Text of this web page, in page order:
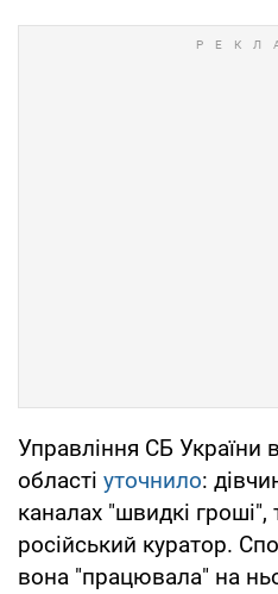
Управління СБ України
області уточнило:
каналах "швидкі гроші",
російський куратор.
вона "працювала" на